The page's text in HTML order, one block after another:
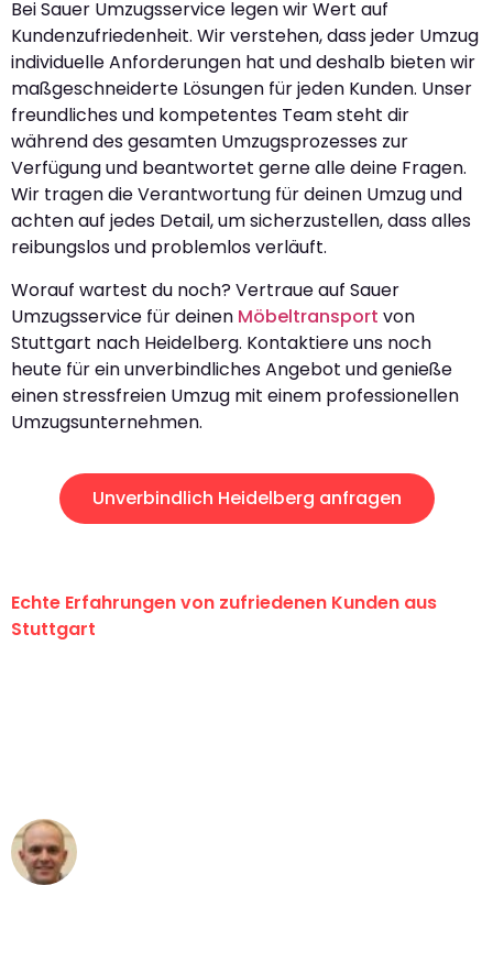
Bei Sauer Umzugsservice legen wir Wert auf
Kundenzufriedenheit. Wir verstehen, dass jeder Umzug
individuelle Anforderungen hat und deshalb bieten wir
maßgeschneiderte Lösungen für jeden Kunden. Unser
freundliches und kompetentes Team steht dir
während des gesamten Umzugsprozesses zur
Verfügung und beantwortet gerne alle deine Fragen.
Wir tragen die Verantwortung für deinen Umzug und
achten auf jedes Detail, um sicherzustellen, dass alles
reibungslos und problemlos verläuft.
Worauf wartest du noch? Vertraue auf Sauer
Umzugsservice für deinen Möbeltransport von
Stuttgart nach Heidelberg. Kontaktiere uns noch
heute für ein unverbindliches Angebot und genieße
einen stressfreien Umzug mit einem professionellen
Umzugsunternehmen.
Unverbindlich Heidelberg anfragen
Echte Erfahrungen von zufriedenen Kunden aus
Stuttgart